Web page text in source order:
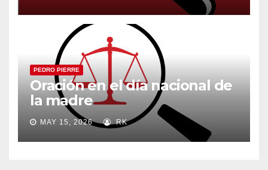
PEDRO PIERRE
Oración en el día nacional de
la madre
MAY 15, 2026 RK